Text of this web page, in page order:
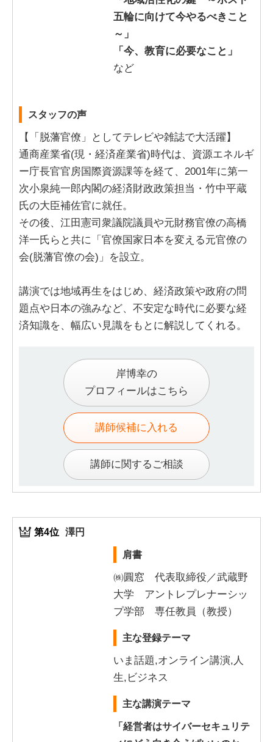
五輪に向けて今やるべきこと
～」
「今、教育に必要なこと」
など
スタッフの声
【「脱藩官僚」としてテレビや雑誌で大活躍】
通商産業省(現・経済産業省)時代は、資源エネルギ
ー庁長官官房国際資源課等を経て、2001年に第一
次小泉純一郎内閣の経済財政政策担当・竹中平蔵
氏の大臣補佐官に就任。
その後、江田憲司衆議院議員や元財務官僚の高橋
洋一氏らと共に「官僚国家日本を変える元官僚の
会(脱藩官僚の会)」を設立。
講演では地域再生をはじめ、経済政策や政府の問
題点や日本の強みなど、不安定な時代に必要な経
済知識を、幅広い見識をもとに解説してくれる。
岸博幸の
プロフィールはこちら
講師候補に入れる
講師に関するご相談
第4位 澤円
肩書
㈱圓窓 代表取締役／武蔵野
大学 アントレプレナーシッ
プ学部 専任教員（教授）
主な登録テーマ
いま話題,オンライン講演,人
生,ビジネス
主な講演テーマ
「経営者はサイバーセキュリテ